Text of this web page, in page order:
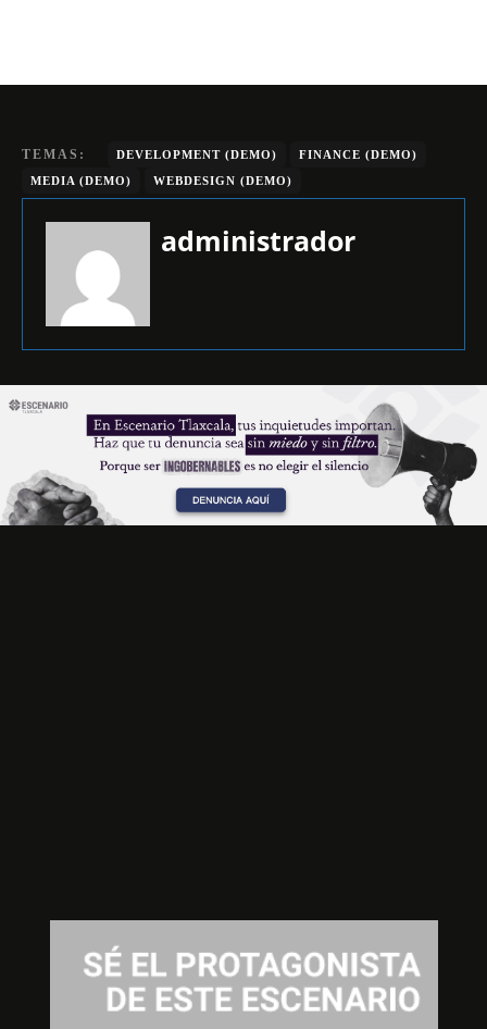
TEMAS: DEVELOPMENT (DEMO)
FINANCE (DEMO)
MEDIA (DEMO)
WEBDESIGN (DEMO)
administrador